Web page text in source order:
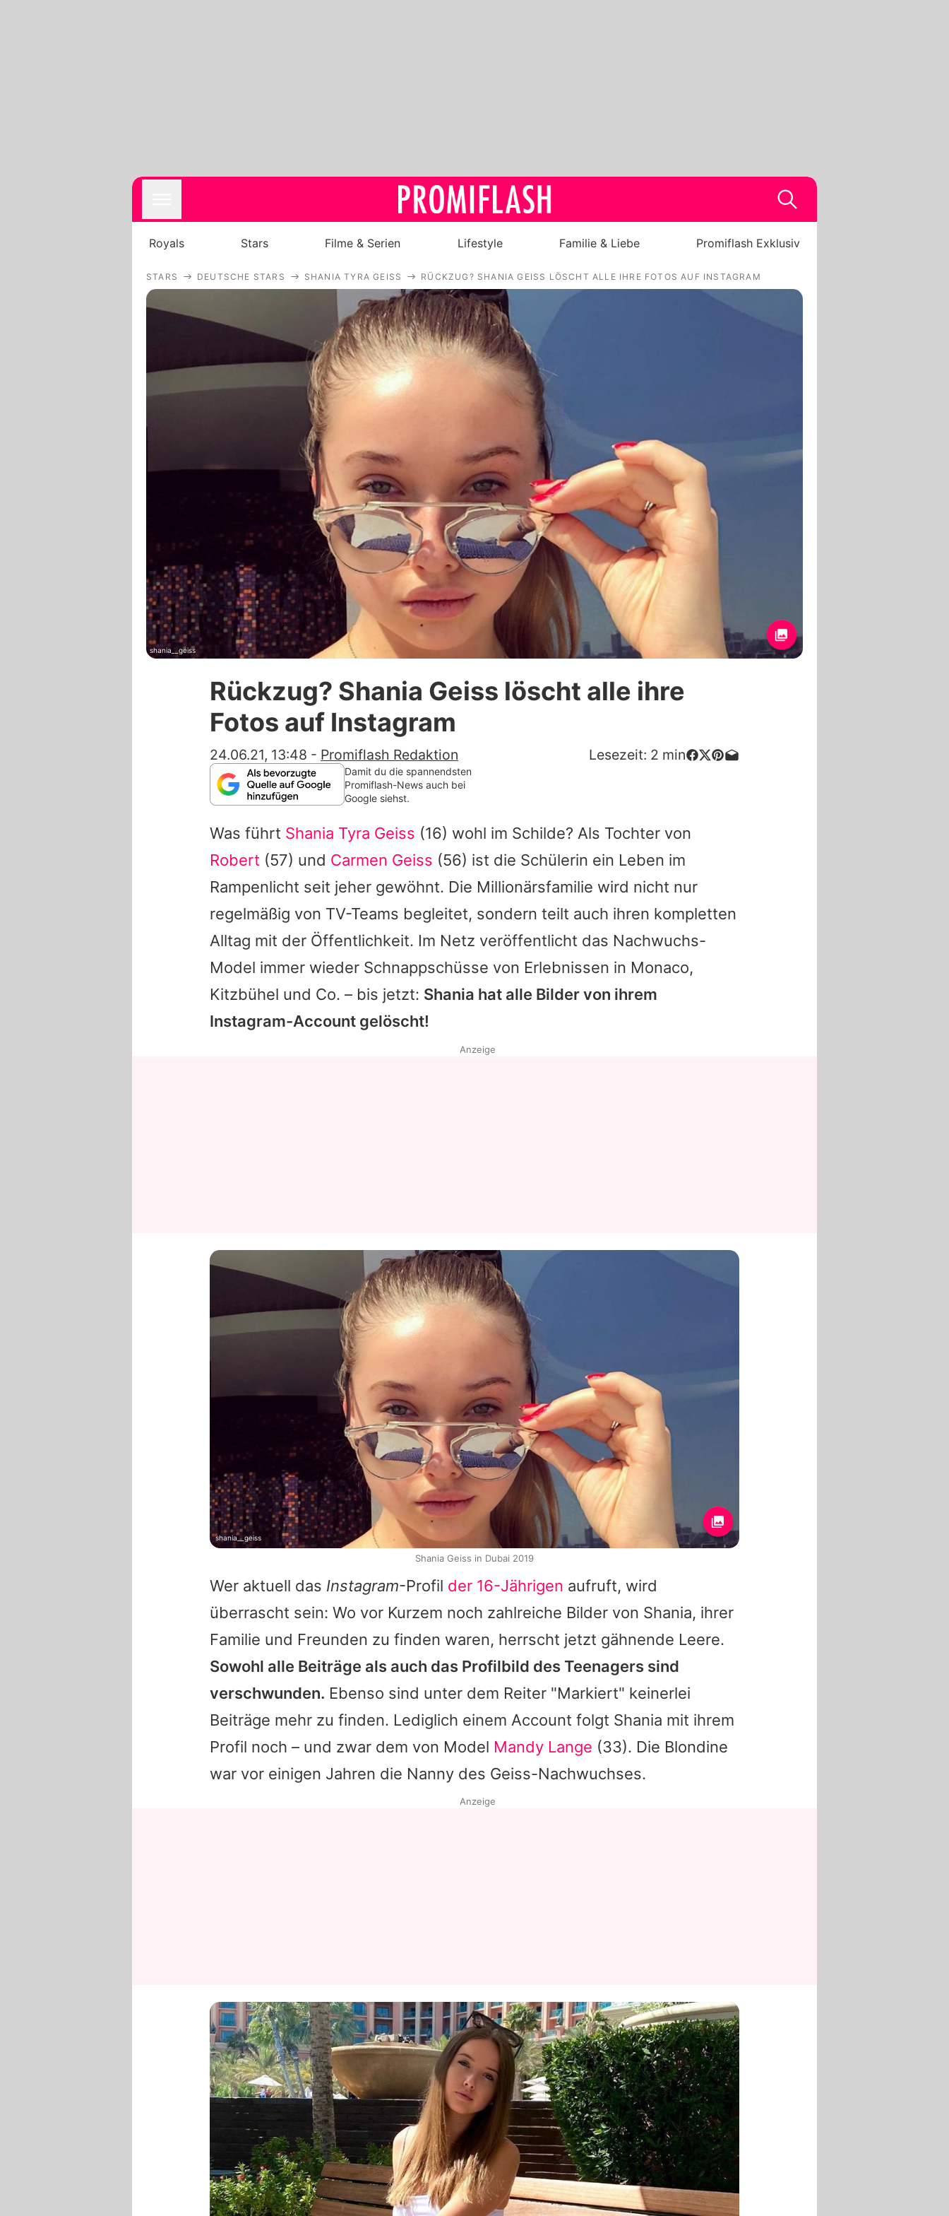
Royals
Stars
Filme & Serien
Lifestyle
Familie & Liebe
Alle Themen auf Promiflash
Jobs
App runterladen
Team
Redaktionelle Richtlinien
Datenschutzerklärung
Nutzungsbedingungen
Utiq verwalten
Royals Stars Filme & Serien Lifestyle Familie & Liebe Promiflash Exklusiv
STARS DEUTSCHE STARS SHANIA TYRA GEISS RÜCKZUG? SHANIA GEISS LÖSCHT ALLE IHRE FOTOS AUF INSTAGRAM
shania__geiss
Rückzug? Shania Geiss löscht alle ihre
Fotos auf Instagram
24.06.21, 13:48 - Promiflash Redaktion Lesezeit: 2 min
Damit du die spannendsten
Promiflash-News auch bei
Google siehst.
Was führt Shania Tyra Geiss (16) wohl im Schilde? Als Tochter von
Robert (57) und Carmen Geiss (56) ist die Schülerin ein Leben im
Rampenlicht seit jeher gewöhnt. Die Millionärsfamilie wird nicht nur
regelmäßig von TV-Teams begleitet, sondern teilt auch ihren kompletten
Alltag mit der Öffentlichkeit. Im Netz veröffentlicht das Nachwuchs-
Model immer wieder Schnappschüsse von Erlebnissen in Monaco,
Kitzbühel und Co. – bis jetzt: Shania hat alle Bilder von ihrem
Instagram-Account gelöscht!
Wer aktuell das Instagram-Profil der 16-Jährigen aufruft, wird
überrascht sein: Wo vor Kurzem noch zahlreiche Bilder von Shania, ihrer
Familie und Freunden zu finden waren, herrscht jetzt gähnende Leere.
Sowohl alle Beiträge als auch das Profilbild des Teenagers sind
verschwunden. Ebenso sind unter dem Reiter "Markiert" keinerlei
Beiträge mehr zu finden. Lediglich einem Account folgt Shania mit ihrem
Profil noch – und zwar dem von Model Mandy Lange (33). Die Blondine
war vor einigen Jahren die Nanny des Geiss-Nachwuchses.
Anzeige
shania__geiss
Shania Geiss in Dubai 2019
Anzeige